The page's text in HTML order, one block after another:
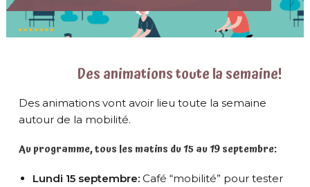
Des animations toute la semaine!
Des animations vont avoir lieu toute la semaine
autour de la mobilité.
Au programme, tous les matins du 15 au 19 septembre:
Lundi 15 septembre: Café “mobilité” pour tester